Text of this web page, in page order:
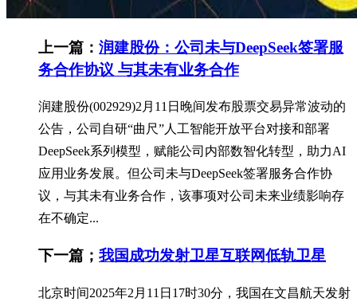
上一篇： 润建股份：公司未与DeepSeek签署服
务合作协议 与其未有业务合作
润建股份(002929)2月11日晚间发布股票交易异常波动的
公告，公司自研“曲尺”人工智能开放平台对接和部署
DeepSeek系列模型，赋能公司内部数智化转型，助力AI
应用业务发展。但公司未与DeepSeek签署服务合作协
议，与其未有业务合作，该事项对公司未来业绩影响存
在不确定...
下一篇； 我国成功发射卫星互联网低轨卫星
北京时间2025年2月11日17时30分，我国在文昌航天发射